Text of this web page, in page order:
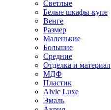
Светлые
Белые шкафы-купе
Венге
Размер
Маленькие
Большие
Средние
Отделка и материал
МДФ
Пластик
Alvic Luxe
Эмаль